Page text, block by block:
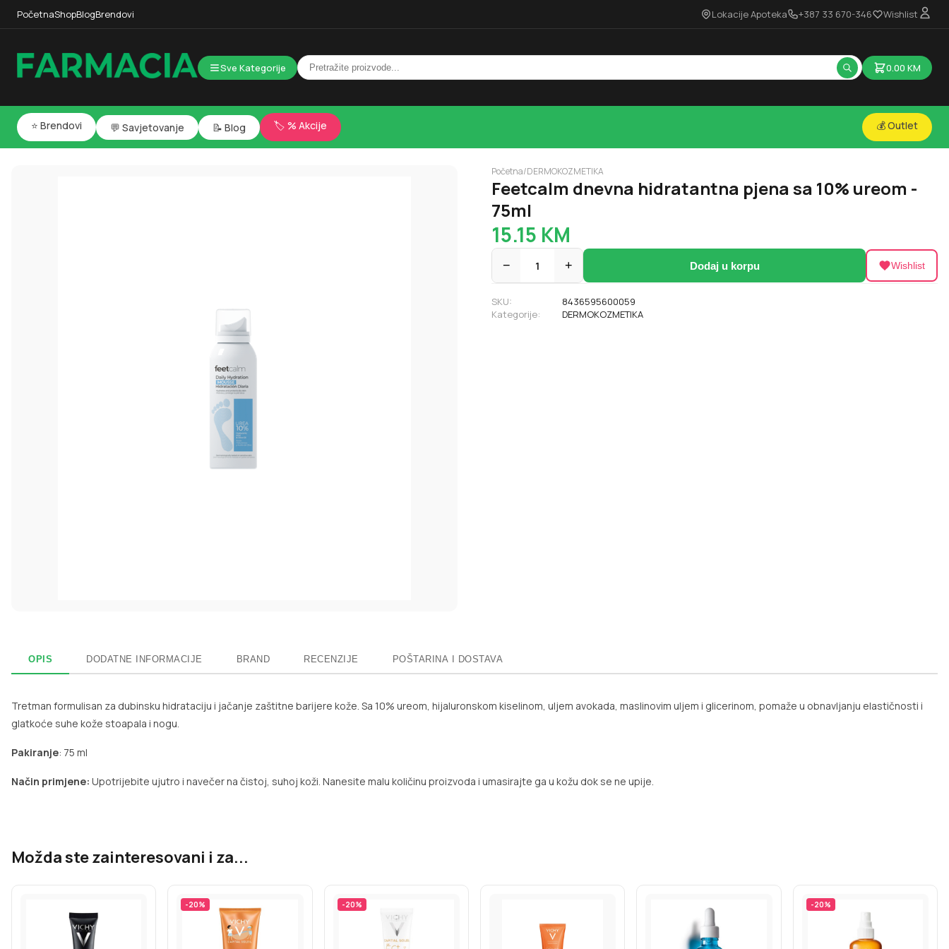
PočetnaShopBlogBrendovi Lokacije Apoteka +387 33 670-346 Wishlist
Sve Kategorije 0.00 KM
⭐ Brendovi 💬 Savjetovanje 📝 Blog 🏷️ % Akcije 💰 Outlet
Početna/DERMOKOZMETIKA
Feetcalm dnevna hidratantna pjena sa 10% ureom -
75ml
15.15 KM
− 1 + Dodaj u korpu Wishlist
SKU:
8436595600059
Kategorije:
DERMOKOZMETIKA
OPIS DODATNE INFORMACIJE BRAND RECENZIJE POŠTARINA I DOSTAVA
Tretman formulisan za dubinsku hidrataciju i jačanje zaštitne barijere kože. Sa 10% ureom, hijaluronskom kiselinom, uljem avokada, maslinovim uljem i glicerinom, pomaže u obnavljanju elastičnosti i
glatkoće suhe kože stoapala i nogu.
Pakiranje: 75 ml
Način primjene: Upotrijebite ujutro i navečer na čistoj, suhoj koži. Nanesite malu količinu proizvoda i umasirajte ga u kožu dok se ne upije.
Možda ste zainteresovani i za...
-20% -20% -20%